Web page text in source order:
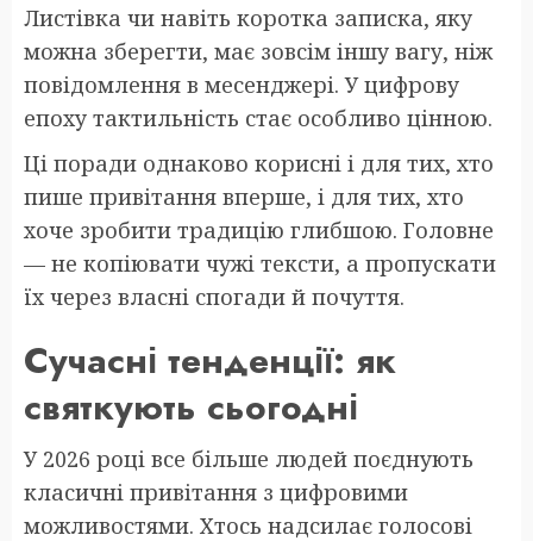
Листівка чи навіть коротка записка, яку
можна зберегти, має зовсім іншу вагу, ніж
повідомлення в месенджері. У цифрову
епоху тактильність стає особливо цінною.
Ці поради однаково корисні і для тих, хто
пише привітання вперше, і для тих, хто
хоче зробити традицію глибшою. Головне
— не копіювати чужі тексти, а пропускати
їх через власні спогади й почуття.
Сучасні тенденції: як
святкують сьогодні
У 2026 році все більше людей поєднують
класичні привітання з цифровими
можливостями. Хтось надсилає голосові